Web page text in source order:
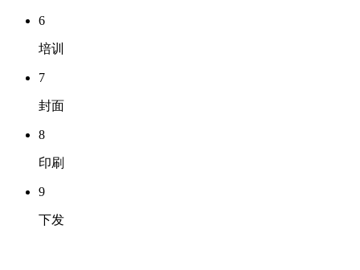
6
培训
7
封面
8
印刷
9
下发